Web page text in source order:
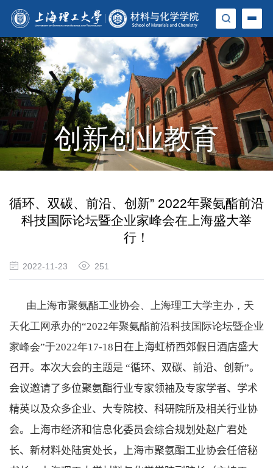
创新创业教育
循环、双碳、前沿、创新” 2022年聚氨酯前沿
科技国际论坛暨企业家峰会在上海盛大举
行！
2022-11-23 251
由上海市聚氨酯工业协会、上海理工大学主办，天
天化工网承办的“2022年聚氨酯前沿科技国际论坛暨企业
家峰会”于2022年17-18 日在上海虹桥西郊假日酒店盛大
召开。本次大会的主题是 “循环、双碳、前沿、创新”。
会议邀请了多位聚氨酯行业专家领袖及专家学者、学术
精英以及众多企业、大专院校、科研院所及相关行业协
会。上海市经济和信息化委员会综合规划处赵广君处
长、新材料处陆寅处长，上海市聚氨酯工业协会任倍秘